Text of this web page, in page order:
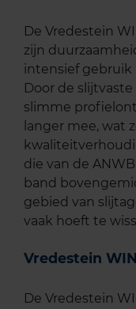
De Vredestein
zijn
intensief
Door de
slimme
langer mee, wat
die van de
band
gebied van
vaak hoeft te
Vredestein
De Vredestein